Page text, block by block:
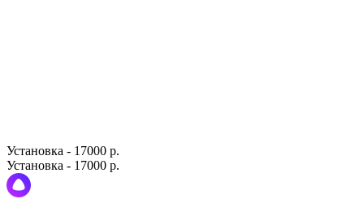
Установка - 17000 р.
Установка - 17000 р.